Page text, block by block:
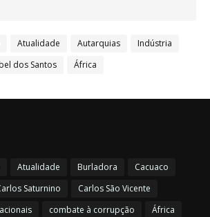
Atualidade Autarquias
Indústria
dos Santos África
Atualidade Burladora
Cacuaco
Saturnino
Carlos São Vicente
combate à corrupção África